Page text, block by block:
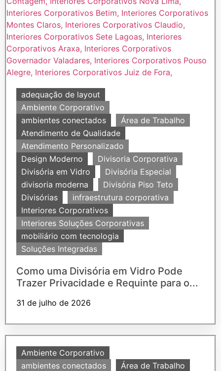
adequação de layout
Ambiente Corporativo
ambientes conectados
Área de Trabalho
Atendimento de Qualidade
Atendimento Personalizado
Design Moderno
Divisoria Corporativa
Divisória em Vidro
Divisória Especial
divisoria moderna
Divisória Piso Teto
Divisórias
infraestrutura corporativa
Interiores Corporativos
Interiores Soluções Corporativas
mobiliário com tecnologia
Soluções Integradas
Como uma Divisória em Vidro Pode
Trazer Privacidade e Requinte para o...
31 de julho de 2026
Ambiente Corporativo
ambientes conectados
Área de Trabalho